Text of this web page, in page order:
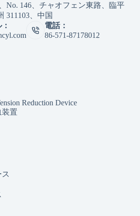
No. 146、チャオフェン東路、臨平
311103、中国
電話：
86-571-87178012
Reduction Device
装置